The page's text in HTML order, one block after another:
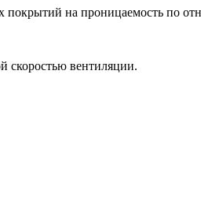
покрытий на проницаемость по
скоростью вентиляции.